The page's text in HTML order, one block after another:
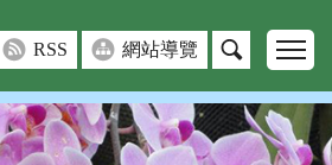
RSS 網站導覽